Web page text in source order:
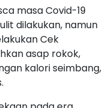
masa Covid-19
dilakukan, namun
Cek
asap rokok,
kalori seimbang,